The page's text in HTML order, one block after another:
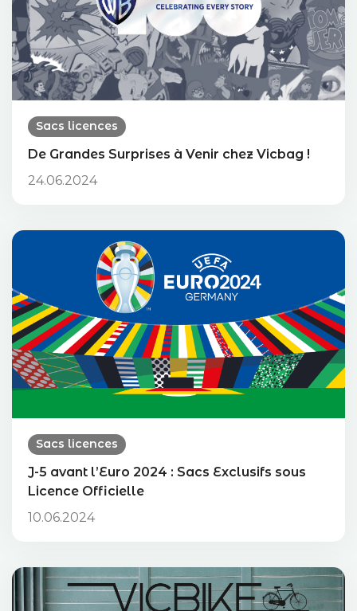
Sacs licences
De Grandes Surprises à Venir chez Vicbag !
24.06.2024
Sacs licences
J-5 avant l’Euro 2024 : Sacs Exclusifs sous
Licence Officielle
10.06.2024